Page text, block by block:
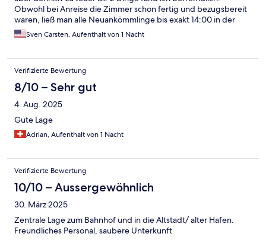
Obwohl bei Anreise die Zimmer schon fertig und bezugsbereit
waren, ließ man alle Neuankömmlinge bis exakt 14:00 in der
Lobby warten, um dann mit dem Check-in bei den vielen
Menschen überfordert zu sein. Beim Frühstück steht ein
gegessen wird und auf keinen Fall etwas mitgenommen wird-
und sei es nur ein Apfel. Hinterlässt einen merkwürdigen
Eindruck....
Sven Carsten, Aufenthalt von 1 Nacht
Verifizierte Bewertung
8/10 – Sehr gut
4. Aug. 2025
Gute Lage
Adrian, Aufenthalt von 1 Nacht
Verifizierte Bewertung
10/10 – Aussergewöhnlich
30. März 2025
Zentrale Lage zum Bahnhof und in die Altstadt/ alter Hafen.
Freundliches Personal, saubere Unterkunft